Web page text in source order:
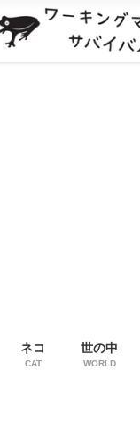
ネコ
CAT
世の中
WORLD